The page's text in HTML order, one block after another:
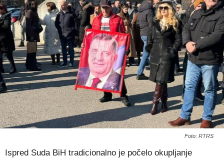
Foto: RTRS
Ispred Suda BiH tradicionalno je počelo okupljanje